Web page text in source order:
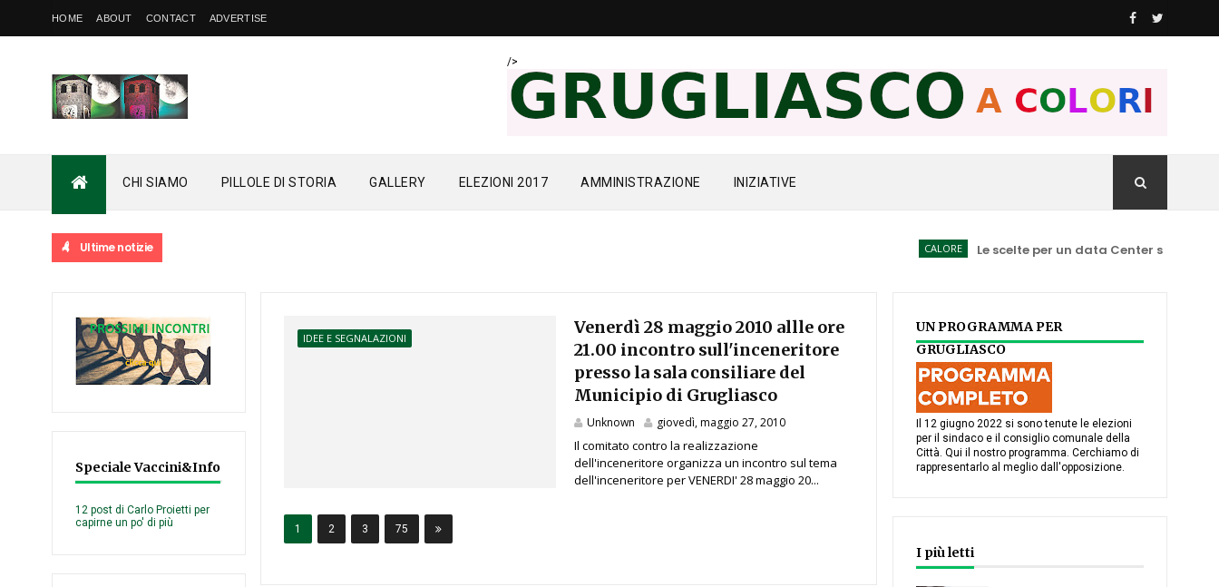
HOME ABOUT CONTACT ADVERTISE
/>
CHI SIAMO PILLOLE DI STORIA GALLERY ELEZIONI 2017 AMMINISTRAZIONE INIZIATIVE
Ultime notizie Le scelte per un data Center spiegate ai
Speciale Vaccini&Info
12 post di Carlo Proietti per
capirne un po' di più
IDEE E SEGNALAZIONI
Venerdì 28 maggio 2010 allle ore
21.00 incontro sull'inceneritore
presso la sala consiliare del
Municipio di Grugliasco
Unknown giovedì, maggio 27, 2010
Il comitato contro la realizzazione
dell'inceneritore organizza un incontro sul tema
dell'inceneritore per VENERDI' 28 maggio 20...
1 2 3 75
UN PROGRAMMA PER
GRUGLIASCO
Il 12 giugno 2022 si sono tenute le elezioni
per il sindaco e il consiglio comunale della
Città. Qui il nostro programma. Cerchiamo di
rappresentarlo al meglio dall'opposizione.
I più letti